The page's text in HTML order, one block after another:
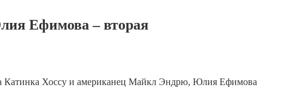
Ефимова – вторая
Катинка Хоссу и американец Майкл Эндрю, Юлия Ефимова